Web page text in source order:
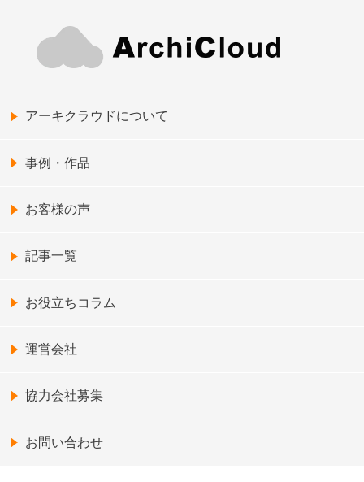
アーキクラウドについて
事例・作品
お客様の声
記事一覧
お役立ちコラム
運営会社
協力会社募集
お問い合わせ